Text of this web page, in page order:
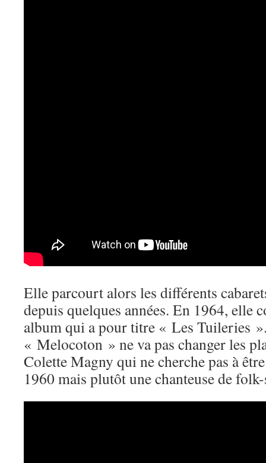
Elle parcourt alors les différents
depuis quelques années. En 1964, elle
album qui a pour titre « Les Tuileries
« Melocoton » ne va pas changer les
Colette Magny qui ne cherche pas à
1960 mais plutôt une chanteuse de